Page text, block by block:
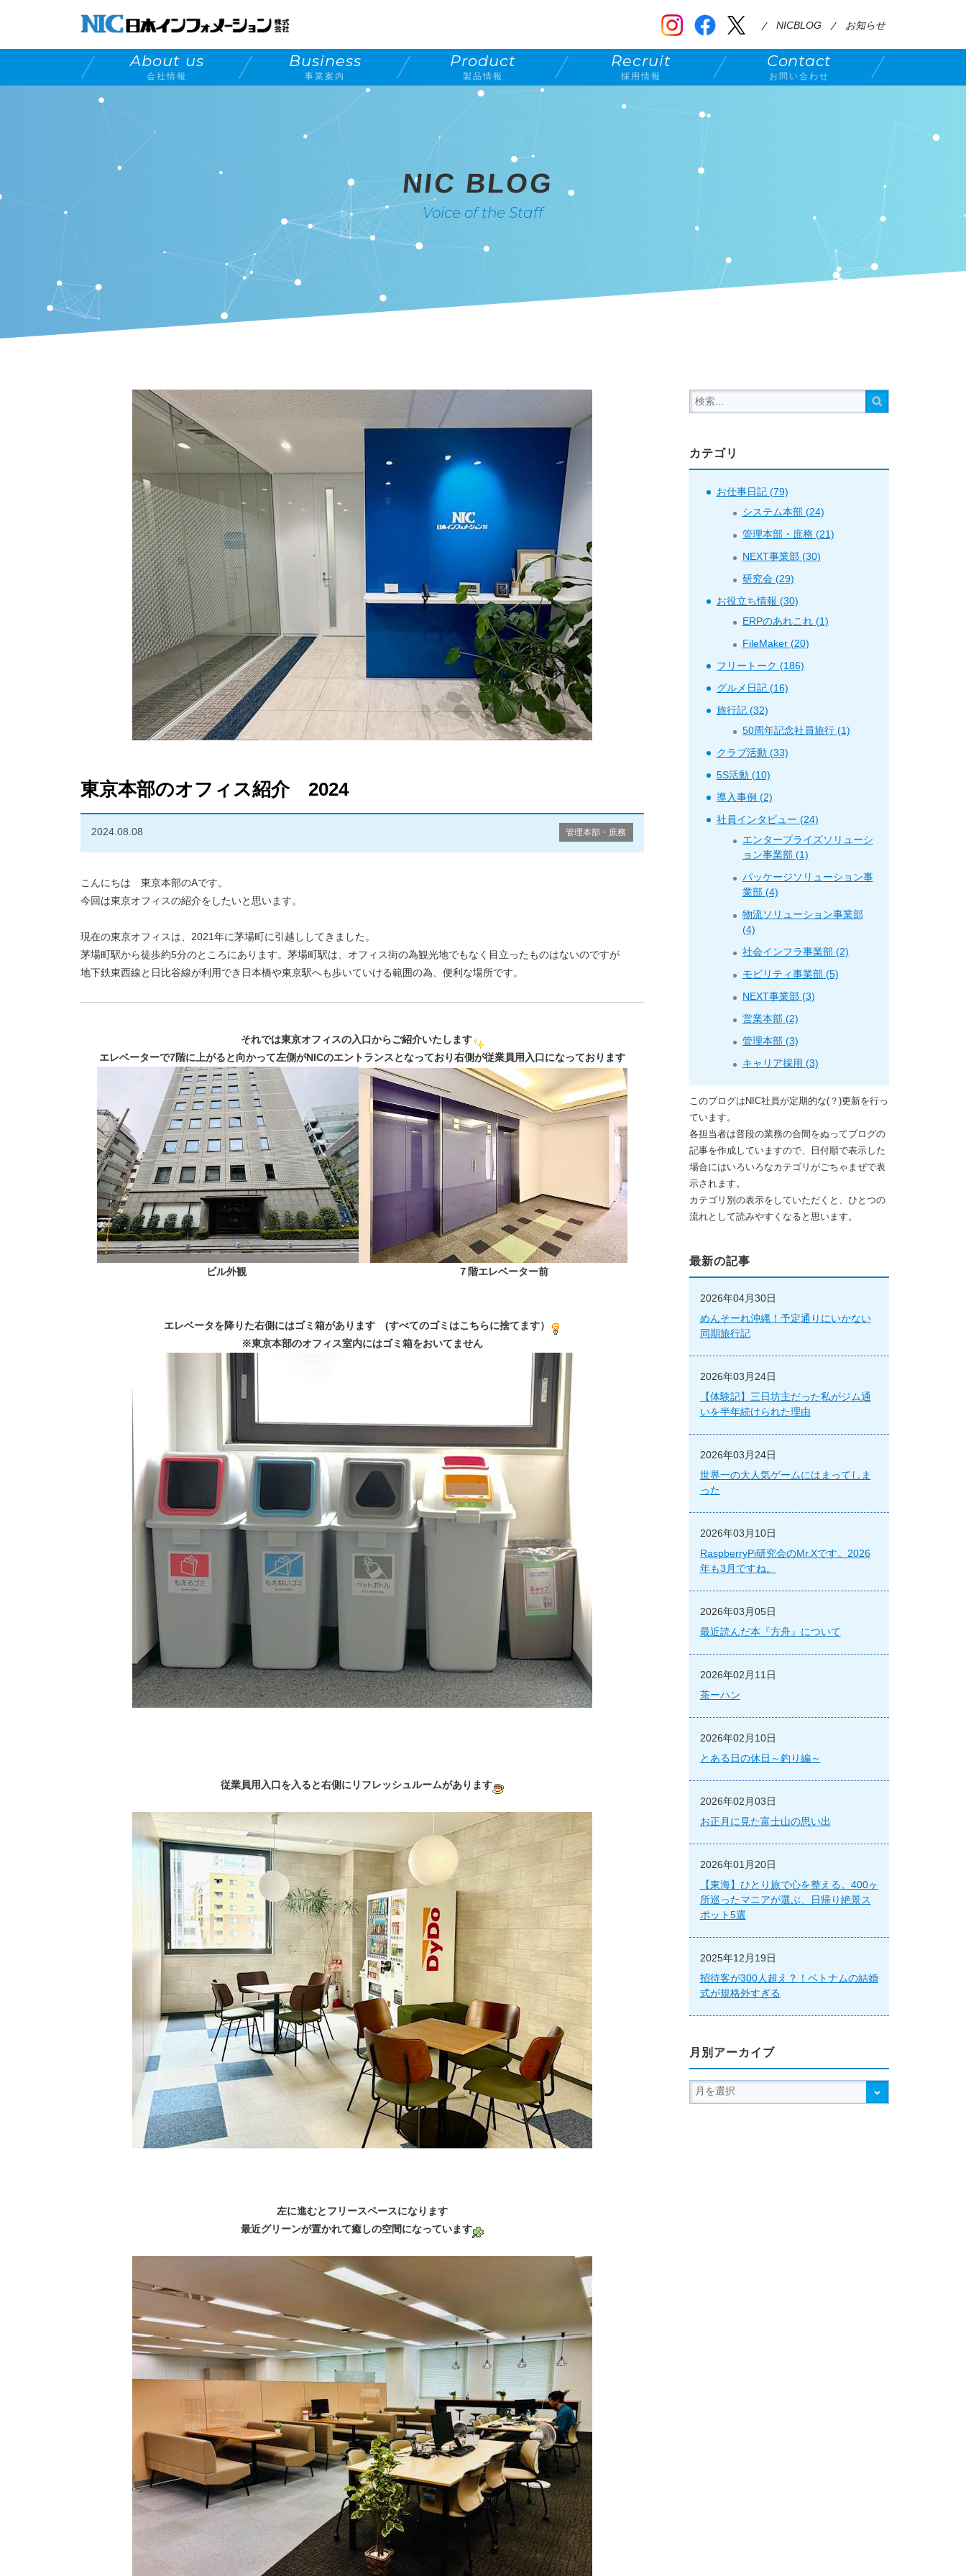
NICBLOG お知らせ
About us
会社情報
Business
事業案内
Product
製品情報
Recruit
採用情報
Contact
お問い合わせ
NIC BLOG
Voice of the Staff
東京本部のオフィス紹介 2024
2024.08.08 管理本部・庶務
こんにちは 東京本部のAです。
今回は東京オフィスの紹介をしたいと思います。
現在の東京オフィスは、2021年に茅場町に引越ししてきました。
茅場町駅から徒歩約5分のところにあります。 茅場町駅は、オフィス街の為観光地でもなく目立ったものはないのですが
地下鉄東西線と日比谷線が利用でき日本橋や東京駅へも歩いていける範囲の為、便利な場所です。
それでは東京オフィスの入口からご紹介いたします
エレベーターで7階に上がると向かって左側がNICのエントランスとなっており右側が従業員用入口になっております
ビル外観 ７階エレベーター前
エレベータを降りた右側にはゴミ箱があります (すべてのゴミはこちらに捨てます）
※東京本部のオフィス室内にはゴミ箱をおいてません
従業員用入口を入ると右側にリフレッシュルームがあります
左に進むとフリースペースになります
最近グリーンが置かれて癒しの空間になっています
カテゴリ
お仕事日記 (79)
システム本部 (24)
管理本部・庶務 (21)
NEXT事業部 (30)
研究会 (29)
お役立ち情報 (30)
ERPのあれこれ (1)
FileMaker (20)
フリートーク (186)
グルメ日記 (16)
旅行記 (32)
50周年記念社員旅行 (1)
クラブ活動 (33)
5S活動 (10)
導入事例 (2)
社員インタビュー (24)
エンタープライズソリューシ
ョン事業部 (1)
パッケージソリューション事
業部 (4)
物流ソリューション事業部
(4)
社会インフラ事業部 (2)
モビリティ事業部 (5)
NEXT事業部 (3)
営業本部 (2)
管理本部 (3)
キャリア採用 (3)
このブログはNIC社員が定期的な(？)更新を行っ
ています。
各担当者は普段の業務の合間をぬってブログの
記事を作成していますので、日付順で表示した
場合にはいろいろなカテゴリがごちゃまぜで表
示されます。
カテゴリ別の表示をしていただくと、ひとつの
流れとして読みやすくなると思います。
最新の記事
2026年04月30日
めんそーれ沖縄！予定通りにいかない
同期旅行記
2026年03月24日
【体験記】三日坊主だった私がジム通
いを半年続けられた理由
2026年03月24日
世界一の大人気ゲームにはまってしま
った
2026年03月10日
RaspberryPi研究会のMr.Xです。2026
年も3月ですね。
2026年03月05日
最近読んだ本『方舟』について
2026年02月11日
茶ーハン
2026年02月10日
とある日の休日～釣り編～
2026年02月03日
お正月に見た富士山の思い出
2026年01月20日
【東海】ひとり旅で心を整える。400ヶ
所巡ったマニアが選ぶ、日帰り絶景ス
ポット5選
2025年12月19日
招待客が300人超え？！ベトナムの結婚
式が規格外すぎる
月別アーカイブ